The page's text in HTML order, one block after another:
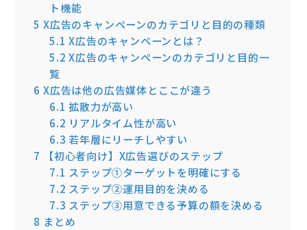
ト機能
5 X広告のキャンペーンのカテゴリと目的の種類
5.1 X広告のキャンペーンとは？
5.2 X広告のキャンペーンのカテゴリと目的一
覧
6 X広告は他の広告媒体とここが違う
6.1 拡散力が高い
6.2 リアルタイム性が高い
6.3 若年層にリーチしやすい
7
【初心者向け】X広告選びのステップ
7.1 ステップ①ターゲットを明確にする
7.2 ステップ②運用目的を決める
7.3 ステップ③用意できる予算の額を決める
8 まとめ